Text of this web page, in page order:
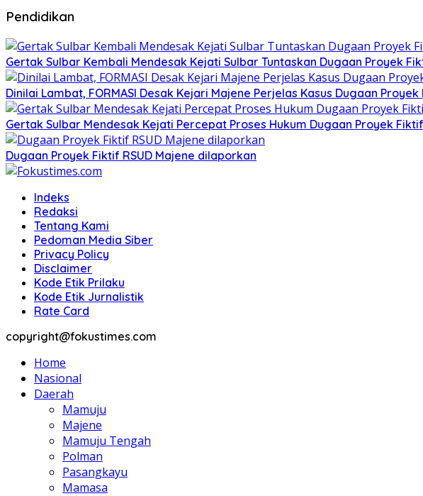
Pendidikan
Gertak Sulbar Kembali Mendesak Kejati Sulbar Tuntaskan Dugaan Proyek
Dinilai Lambat, FORMASI Desak Kejari Majene Perjelas Kasus Dugaan Proyek
Gertak Sulbar Mendesak Kejati Percepat Proses Hukum Dugaan Proyek Fiktif
Dugaan Proyek Fiktif RSUD Majene dilaporkan
Indeks
Redaksi
Tentang Kami
Pedoman Media Siber
Privacy Policy
Disclaimer
Kode Etik Prilaku
Kode Etik Jurnalistik
Rate Card
copyright@fokustimes.com
Home
Nasional
Daerah
Mamuju
Majene
Mamuju Tengah
Polman
Pasangkayu
Mamasa